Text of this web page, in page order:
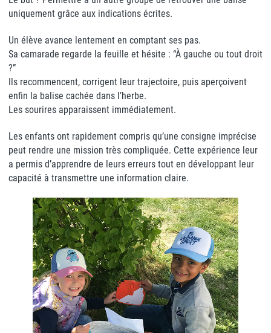
uniquement grâce aux indications écrites.
Un élève avance lentement en comptant ses pas.
Sa camarade regarde la feuille et hésite : “À gauche ou tout droit
?”
Ils recommencent, corrigent leur trajectoire, puis aperçoivent
enfin la balise cachée dans l’herbe.
Les sourires apparaissent immédiatement.
Les enfants ont rapidement compris qu’une consigne imprécise
peut rendre une mission très compliquée. Cette expérience leur
a permis d’apprendre de leurs erreurs tout en développant leur
capacité à transmettre une information claire.